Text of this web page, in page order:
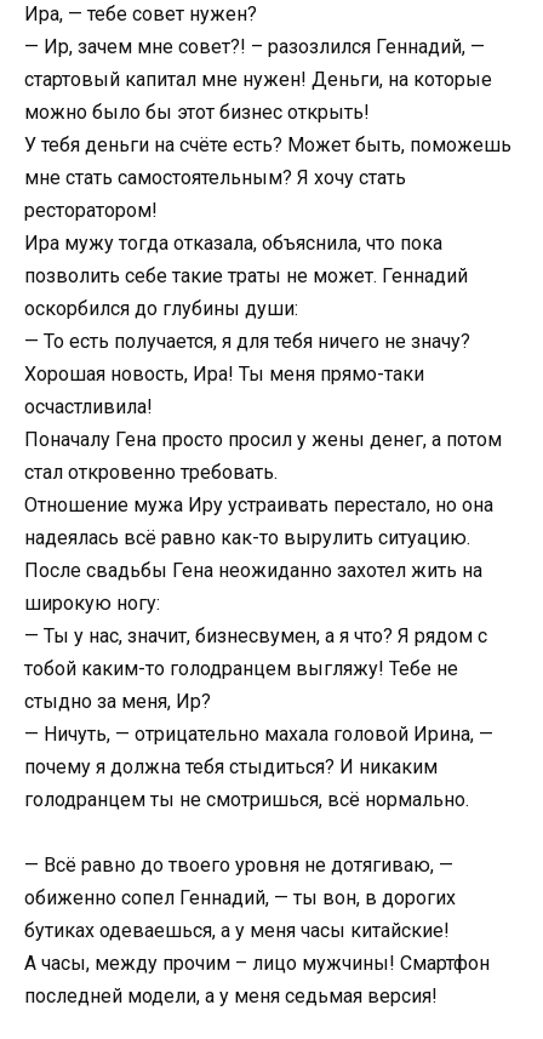
Ира, — тебе совет нужен?
— Ир, зачем мне совет?! – разозлился Геннадий, —
стартовый капитал мне нужен! Деньги, на которые
можно было бы этот бизнес открыть!
У тебя деньги на счёте есть? Может быть, поможешь
мне стать самостоятельным? Я хочу стать
ресторатором!
Ира мужу тогда отказала, объяснила, что пока
позволить себе такие траты не может. Геннадий
оскорбился до глубины души:
— То есть получается, я для тебя ничего не значу?
Хорошая новость, Ира! Ты меня прямо-таки
осчастливила!
Поначалу Гена просто просил у жены денег, а потом
стал откровенно требовать.
Отношение мужа Иру устраивать перестало, но она
надеялась всё равно как-то вырулить ситуацию.
После свадьбы Гена неожиданно захотел жить на
широкую ногу:
— Ты у нас, значит, бизнесвумен, а я что? Я рядом с
тобой каким-то голодранцем выгляжу! Тебе не
стыдно за меня, Ир?
— Ничуть, — отрицательно махала головой Ирина, —
почему я должна тебя стыдиться? И никаким
голодранцем ты не смотришься, всё нормально.
— Всё равно до твоего уровня не дотягиваю, —
обиженно сопел Геннадий, — ты вон, в дорогих
бутиках одеваешься, а у меня часы китайские!
А часы, между прочим – лицо мужчины! Смартфон
последней модели, а у меня седьмая версия!